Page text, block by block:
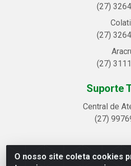
O nosso site coleta cookies
(27)
(27)
(27)
Suporte
Central de
(27)
Linhavix Distribuidora LTDA -